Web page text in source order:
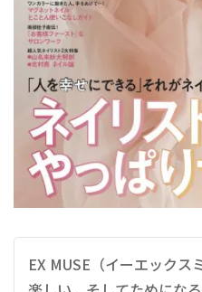
EX MUSE（イーエックス